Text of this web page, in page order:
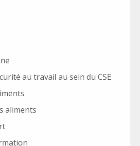
au travail au sein du CSE
aliments